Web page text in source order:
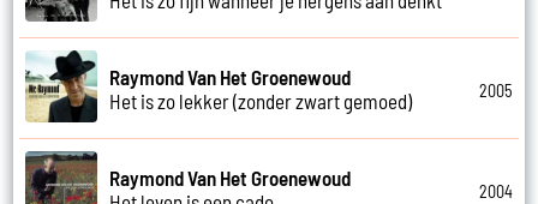
Raymond Van Het Groenewoud
Het is zo lekker (zonder zwart gemoed)
2005
Raymond Van Het Groenewoud
2004